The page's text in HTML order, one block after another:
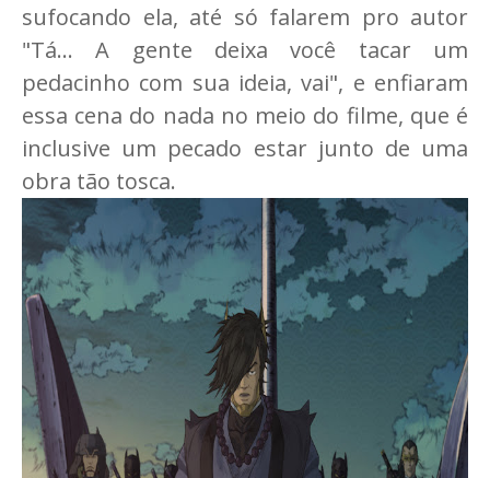
sufocando ela, até só falarem pro autor
"Tá... A gente deixa você tacar um
pedacinho com sua ideia, vai", e enfiaram
essa cena do nada no meio do filme, que é
inclusive um pecado estar junto de uma
obra tão tosca.